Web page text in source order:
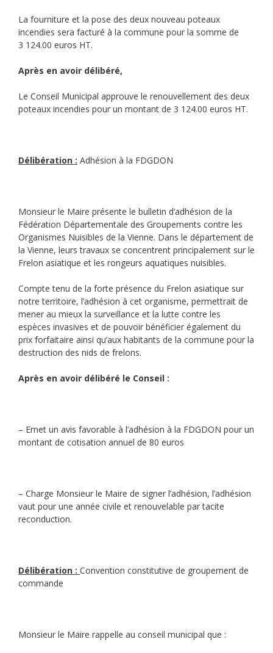
La fourniture et la pose des deux nouveau poteaux
incendies sera facturé à la commune pour la somme de
3 124.00 euros HT.
Après en avoir délibéré,
Le Conseil Municipal approuve le renouvellement des deux
poteaux incendies pour un montant de 3 124.00 euros HT.
Délibération : Adhésion à la FDGDON
Monsieur le Maire présente le bulletin d’adhésion de la
Fédération Départementale des Groupements contre les
Organismes Nuisibles de la Vienne. Dans le département de
la Vienne, leurs travaux se concentrent principalement sur le
Frelon asiatique et les rongeurs aquatiques nuisibles.
Compte tenu de la forte présence du Frelon asiatique sur
notre territoire, l’adhésion à cet organisme, permettrait de
mener au mieux la surveillance et la lutte contre les
espèces invasives et de pouvoir bénéficier également du
prix forfaitaire ainsi qu’aux habitants de la commune pour la
destruction des nids de frelons.
Après en avoir délibéré le Conseil :
– Emet un avis favorable à l’adhésion à la FDGDON pour un
montant de cotisation annuel de 80 euros
– Charge Monsieur le Maire de signer l’adhésion, l’adhésion
vaut pour une année civile et renouvelable par tacite
reconduction.
Délibération : Convention constitutive de groupement de
commande
Monsieur le Maire rappelle au conseil municipal que :